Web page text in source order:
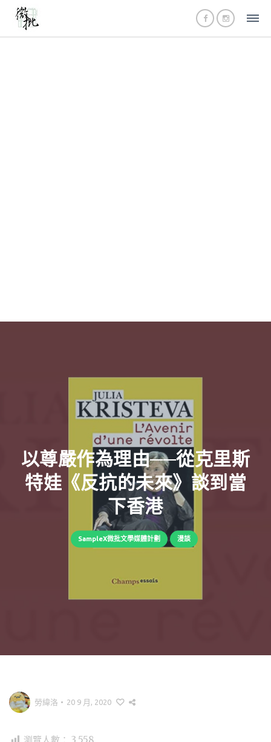
以尊嚴作為理由──從克里斯
特娃《反抗的未來》談到當
下香港
SampleX微批文學媒體計劃 漫談
勞緯洛 • 20 9 月, 2020